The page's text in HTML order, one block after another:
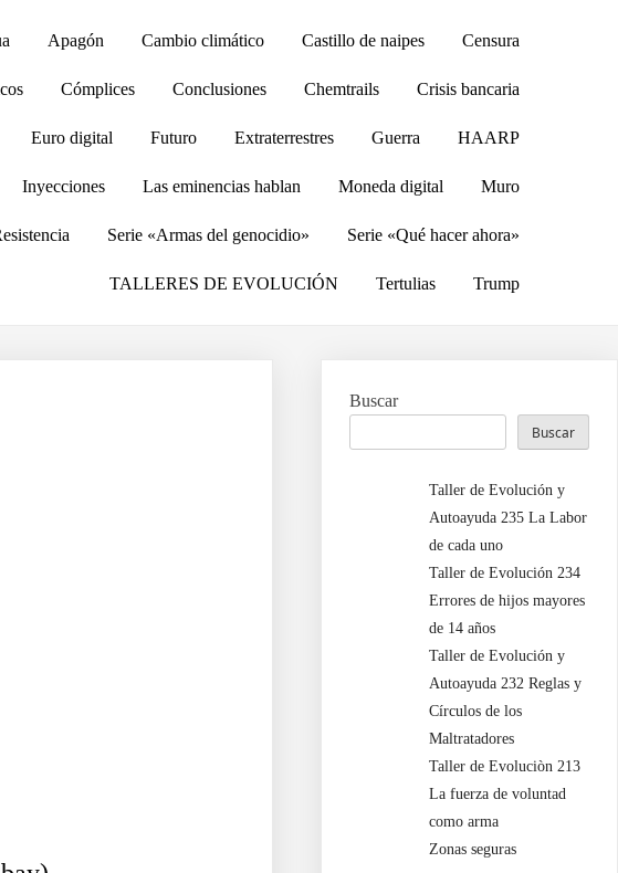
Apagón Cambio climático Castillo de naipes Censura
Cómplices Conclusiones Chemtrails Crisis bancaria
Euro digital Futuro Extraterrestres Guerra HAARP
Inyecciones Las eminencias hablan Moneda digital Muro
Serie «Armas del genocidio» Serie «Qué hacer ahora»
TALLERES DE EVOLUCIÓN Tertulias Trump
Buscar
Buscar
Taller de Evolución y
Autoayuda 235 La Labor
de cada uno
Taller de Evolución 234
Errores de hijos mayores
de 14 años
Taller de Evolución y
Autoayuda 232 Reglas y
Círculos de los
Maltratadores
Taller de Evoluciòn 213
La fuerza de voluntad
como arma
Zonas seguras